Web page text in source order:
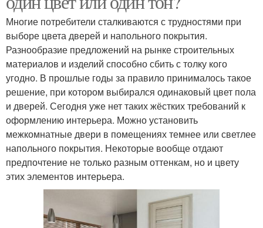
Многие потребители сталкиваются с трудностями при
выборе цвета дверей и напольного покрытия.
Разнообразие предложений на рынке строительных
материалов и изделий способно сбить с толку кого
угодно. В прошлые годы за правило принималось такое
решение, при котором выбирался одинаковый цвет пола
и дверей. Сегодня уже нет таких жёстких требований к
оформлению интерьера. Можно установить
межкомнатные двери в помещениях темнее или светлее
напольного покрытия. Некоторые вообще отдают
предпочтение не только разным оттенкам, но и цвету
этих элементов интерьера.